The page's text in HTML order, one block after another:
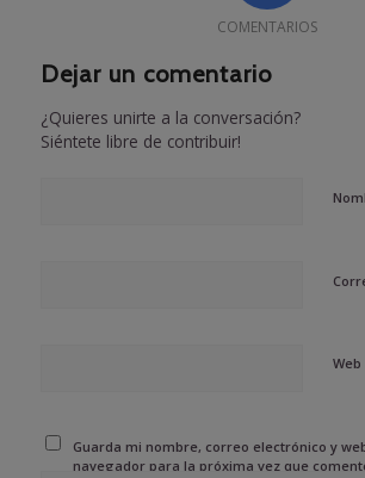
COMENTARIOS
Dejar un comentario
¿Quieres unirte a la conversación?
Siéntete libre de contribuir!
Web
Guarda mi nombre, correo electrónico y
navegador para la próxima vez que